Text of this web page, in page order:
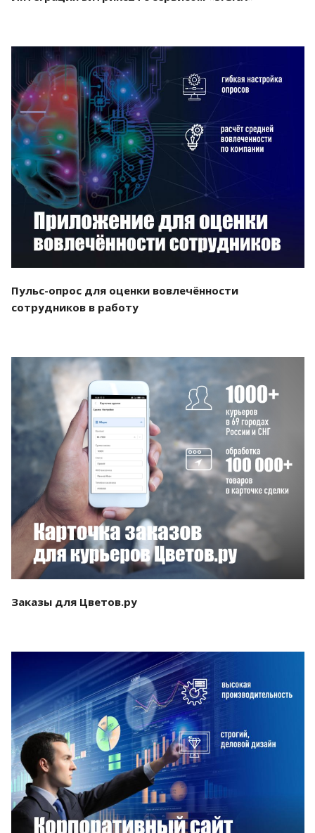
Смотреть проект
Пульс-опрос для оценки вовлечённости
сотрудников в работу
Смотреть проект
Заказы для Цветов.ру
Смотреть проект